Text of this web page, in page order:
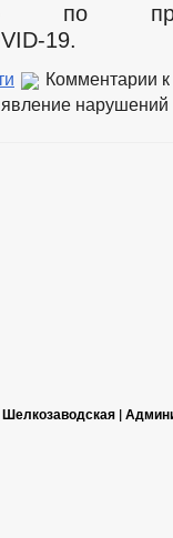
по
19.
Комментарии
нарушений
Шелкозаводская |